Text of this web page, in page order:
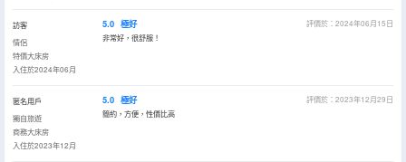
訪客
情侶
特價大床房
入住於2024年06月
5.0 極好
評價於：2024年06月15日
非常好，很舒服！
匿名用戶
獨自旅遊
商務大床房
入住於2023年12月
5.0 極好
評價於：2023年12月29日
簡約，方便，性價比高